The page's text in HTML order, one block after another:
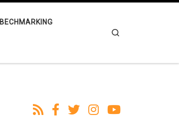
BECHMARKING